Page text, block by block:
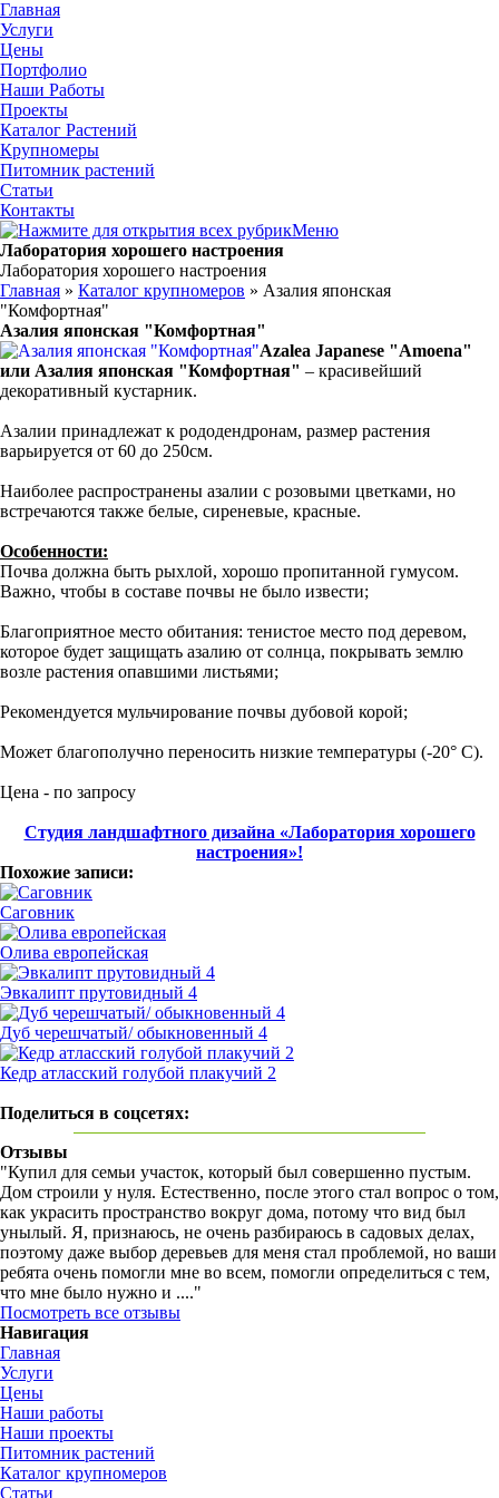
Главная
Услуги
Цены
Портфолио
Наши Работы
Проекты
Каталог Растений
Крупномеры
Питомник растений
Статьи
Контакты
Меню
Лаборатория хорошего настроения
Лаборатория хорошего настроения
Главная » Каталог крупномеров » Азалия японская
"Комфортная"
Азалия японская "Комфортная"
Azalea Japanese "Amoena"
или Азалия японская "Комфортная" – красивейший
декоративный кустарник.
Азалии принадлежат к рододендронам, размер растения
варьируется от 60 до 250см.
Наиболее распространены азалии с розовыми цветками, но
встречаются также белые, сиреневые, красные.
Особенности:
Почва должна быть рыхлой, хорошо пропитанной гумусом.
Важно, чтобы в составе почвы не было извести;
Благоприятное место обитания: тенистое место под деревом,
которое будет защищать азалию от солнца, покрывать землю
возле растения опавшими листьями;
Рекомендуется мульчирование почвы дубовой корой;
Может благополучно переносить низкие температуры (-20° С).
Цена - по запросу
Студия ландшафтного дизайна «Лаборатория хорошего
настроения»!
Похожие записи:
Саговник
Олива европейская
Эвкалипт прутовидный 4
Дуб черешчатый/ обыкновенный 4
Кедр атласский голубой плакучий 2
Поделиться в соцсетях:
Отзывы
"Купил для семьи участок, который был совершенно пустым.
Дом строили у нуля. Естественно, после этого стал вопрос о том,
как украсить пространство вокруг дома, потому что вид был
унылый. Я, признаюсь, не очень разбираюсь в садовых делах,
поэтому даже выбор деревьев для меня стал проблемой, но ваши
ребята очень помогли мне во всем, помогли определиться с тем,
что мне было нужно и ...."
Посмотреть все отзывы
Навигация
Главная
Услуги
Цены
Наши работы
Наши проекты
Питомник растений
Каталог крупномеров
Статьи